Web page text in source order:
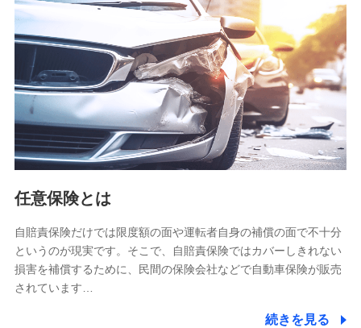
【共同して利用される利用データの項目】
当社又は株式会社NTTドコモがサービス提供等を通じて取得
した、以下の情報などの個人データ
基本情報
氏名、電話番号、メールアドレス、お客さまの識別子、
属性、連絡先、dポイントサービスのご利用に関する情
報。例として、dポイントカード番号、性別、年齢、家族
構成、住所、dポイント残高、dポイント利用履歴などが
含まれます。
当社又は株式会社NTTドコモが提供する各種サービスな
又は株式会社NTTドコモが提供する各種サービスのご契
約状態・ご利用履歴インターネット利用時の行動に関す
る情報、アプリケーション利用時の行動に関する情報、
購入されたサービスや商品の名称・購入場所・決済に関
する情報、アンケートの回答に関する情報などが含まれ
任意保険とは
自賠責保険だけでは限度額の面や運転者自身の補償の面で不十分
というのが現実です。そこで、自賠責保険ではカバーしきれない
損害を補償するために、民間の保険会社などで自動車保険が販売
されています…
続きを見る